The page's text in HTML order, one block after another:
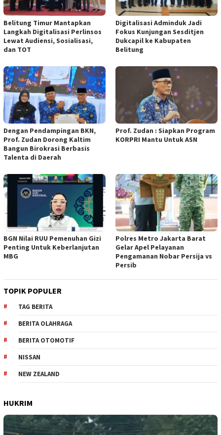
Belitung Timur Mantapkan
Langkah Digitalisasi Perlinsos
Lewat Audiensi, Sosialisasi,
dan TOT
Digitalisasi Adminduk Jadi
Fokus Kunjungan Sesditjen
Dukcapil ke Kabupaten
Belitung
Dengan Pendampingan BKN,
Prof. Zudan Dorong Kaltim
Bangun Birokrasi Berbasis
Talenta di Daerah
Prof. Zudan : Siapkan Program
KORPRI Mantu Untuk ASN
BGN Nilai RUU Pemenuhan Gizi
Penting Untuk Keberlanjutan
MBG
Polres Metro Jakarta Barat
Gelar Apel Pelayanan
Pengamanan Nobar Persija vs
Persib
TOPIK POPULER
TAG BERITA
BERITA OLAHRAGA
BERITA OTOMOTIF
NISSAN
NEW ZEALAND
HUKRIM